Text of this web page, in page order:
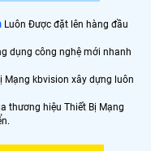
Luôn Được đặt lên hàng đầu
dụng công nghệ mới nhanh
Mạng kbvision xây dựng luôn
thương hiệu Thiết Bị Mạng